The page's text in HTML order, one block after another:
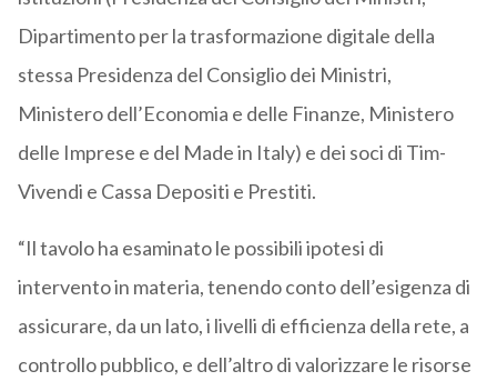
Dipartimento per la trasformazione digitale della
stessa Presidenza del Consiglio dei Ministri,
Ministero dell’Economia e delle Finanze, Ministero
delle Imprese e del Made in Italy) e dei soci di Tim-
Vivendi e Cassa Depositi e Prestiti.
“Il tavolo ha esaminato le possibili ipotesi di
intervento in materia, tenendo conto dell’esigenza di
assicurare, da un lato, i livelli di efficienza della rete, a
controllo pubblico, e dell’altro di valorizzare le risorse